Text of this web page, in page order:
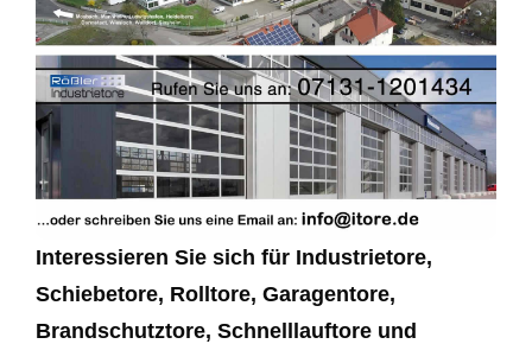
Interessieren Sie sich für Industrietore,
Schiebetore, Rolltore, Garagentore,
Brandschutztore, Schnelllauftore und